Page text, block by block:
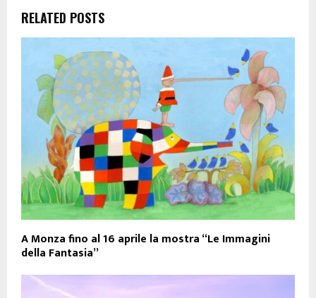
RELATED POSTS
A Monza fino al 16 aprile la mostra “Le Immagini
della Fantasia”